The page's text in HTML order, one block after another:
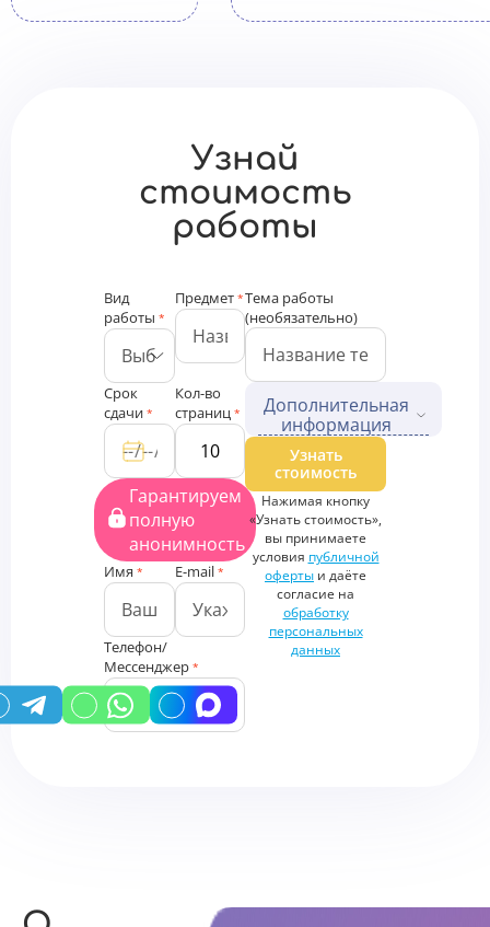
Узнай
стоимость
работы
Вид
работы *
Предмет *
Срок
сдачи *
Кол-во
страниц *
Гарантируем
полную
анонимность
Имя * E-mail *
Телефон/
Мессенджер *
Тема работы
(необязательно)
Дополнительная
информация
Дополнительные файлы
Загрузить
файлы
Дополнительная
информация
Узнать
стоимость
Нажимая кнопку
«Узнать стоимость»,
вы принимаете
условия публичной
оферты и даёте
согласие на
обработку
персональных
данных